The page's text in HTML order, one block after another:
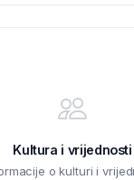
Kultura i vrijednosti
o kulturi i